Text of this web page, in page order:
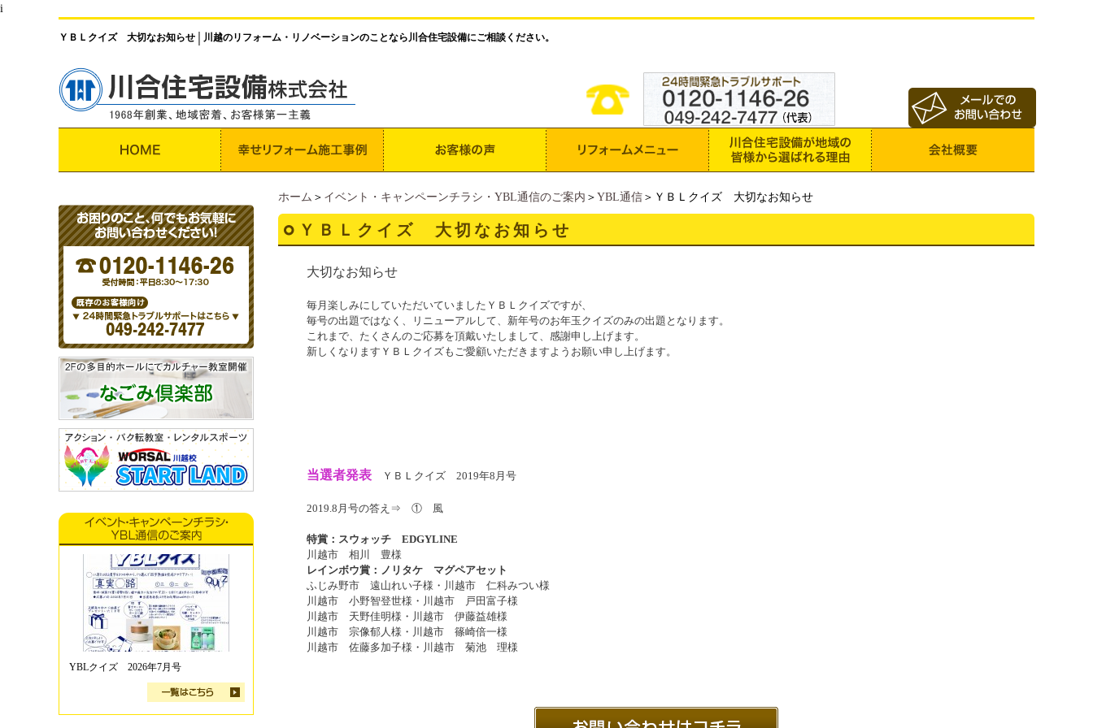
i
ＹＢＬクイズ 大切なお知らせ 川越のリフォーム・リノベーションのことなら川合住宅設備にご相談ください。
ホーム ＞ イベント・キャンペーンチラシ・YBL通信のご案内 ＞ YBL通信 ＞ＹＢＬクイズ 大切なお知らせ
ＹＢＬクイズ 大切なお知らせ
大切なお知らせ
毎月楽しみにしていただいていましたＹＢＬクイズですが、
毎号の出題ではなく、リニューアルして、新年号のお年玉クイズのみの出題となります。
これまで、たくさんのご応募を頂戴いたしまして、感謝申し上げます。
新しくなりますＹＢＬクイズもご愛顧いただきますようお願い申し上げます。
当選者発表 ＹＢＬクイズ 2019年8月号
2019.8月号の答え⇒ ① 風
特賞：スウォッチ EDGYLINE
川越市 相川 豊様
レインボウ賞：ノリタケ マグペアセット
ふじみ野市 遠山れい子様・川越市 仁科みつい様
川越市 小野智登世様・川越市 戸田富子様
川越市 天野佳明様・川越市 伊藤益雄様
川越市 宗像郁人様・川越市 篠崎倍一様
川越市 佐藤多加子様・川越市 菊池 理様
YBLクイズ 2026年7月号